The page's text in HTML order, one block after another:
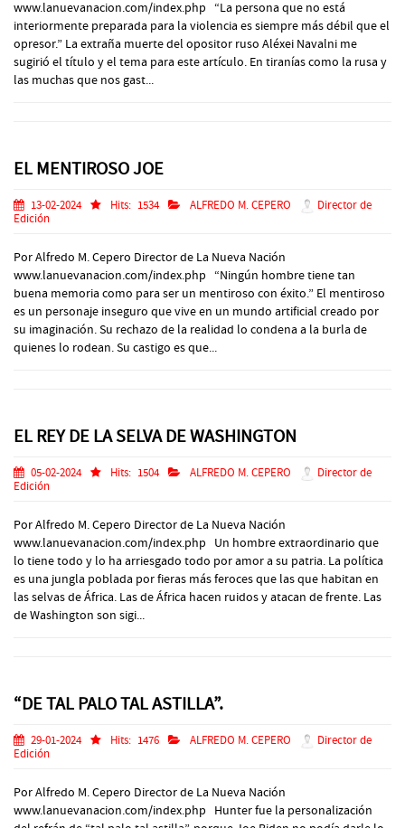
www.lanuevanacion.com/index.php “La persona que no está
interiormente preparada para la violencia es siempre más débil que el
opresor.” La extraña muerte del opositor ruso Aléxei Navalni me
sugirió el título y el tema para este artículo. En tiranías como la rusa y
las muchas que nos gast...
EL MENTIROSO JOE
13-02-2024 Hits: 1534 ALFREDO M. CEPERO
Director de
Edición
Por Alfredo M. Cepero Director de La Nueva Nación
www.lanuevanacion.com/index.php “Ningún hombre tiene tan
buena memoria como para ser un mentiroso con éxito.” El mentiroso
es un personaje inseguro que vive en un mundo artificial creado por
su imaginación. Su rechazo de la realidad lo condena a la burla de
quienes lo rodean. Su castigo es que...
EL REY DE LA SELVA DE WASHINGTON
05-02-2024 Hits: 1504 ALFREDO M. CEPERO
Director de
Edición
Por Alfredo M. Cepero Director de La Nueva Nación
www.lanuevanacion.com/index.php Un hombre extraordinario que
lo tiene todo y lo ha arriesgado todo por amor a su patria. La política
es una jungla poblada por fieras más feroces que las que habitan en
las selvas de África. Las de África hacen ruidos y atacan de frente. Las
de Washington son sigi...
“DE TAL PALO TAL ASTILLA”.
29-01-2024 Hits: 1476 ALFREDO M. CEPERO
Director de
Edición
Por Alfredo M. Cepero Director de La Nueva Nación
www.lanuevanacion.com/index.php Hunter fue la personalización